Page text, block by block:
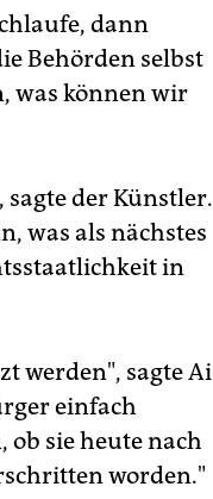
dann
Behörden selbst
was können wir
sagte der Künstler.
was als nächstes
in
werden", sagte Ai
einfach
sie heute nach
worden."